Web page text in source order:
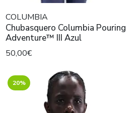
COLUMBIA
Chubasquero Columbia Pouring
Adventure™ III Azul
50,00€
20%